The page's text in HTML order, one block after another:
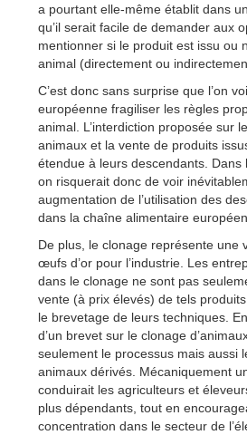
a pourtant elle-même établit dans
qu’il serait facile de demander aux
mentionner si le produit est issu ou
animal (directement ou
C’est donc sans surprise que l’on
européenne fragiliser les règles
animal. L’interdiction proposée sur
animaux et la vente de produits
étendue à leurs descendants. Dans
on risquerait donc de voir
augmentation de l’utilisation des
dans la chaîne alimentaire
De plus, le clonage représente une
œufs d’or pour l’industrie. Les
dans le clonage ne sont pas
vente (à prix élevés) de tels
le brevetage de leurs techniques.
d’un brevet sur le clonage
seulement le processus mais aussi
animaux dérivés. Mécaniquement
conduirait les agriculteurs et
plus dépendants, tout en
concentration dans le secteur de